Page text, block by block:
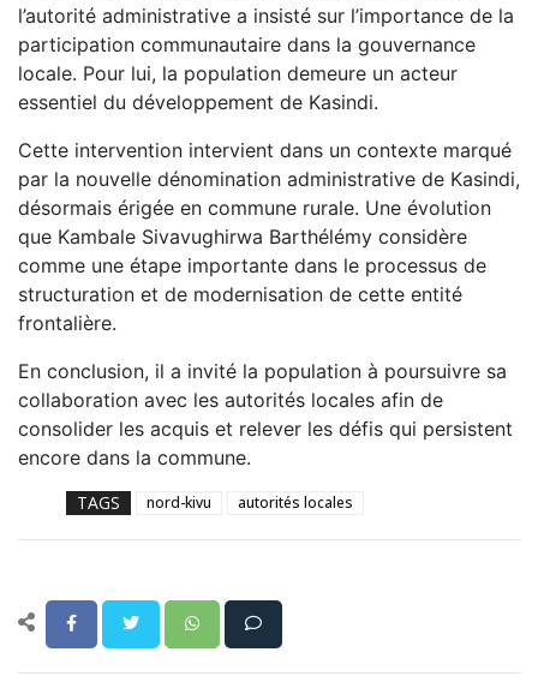
l’autorité administrative a insisté sur l’importance de la
participation communautaire dans la gouvernance
locale. Pour lui, la population demeure un acteur
essentiel du développement de Kasindi.
Cette intervention intervient dans un contexte marqué
par la nouvelle dénomination administrative de Kasindi,
désormais érigée en commune rurale. Une évolution
que Kambale Sivavughirwa Barthélémy considère
comme une étape importante dans le processus de
structuration et de modernisation de cette entité
frontalière.
En conclusion, il a invité la population à poursuivre sa
collaboration avec les autorités locales afin de
consolider les acquis et relever les défis qui persistent
encore dans la commune.
TAGS nord-kivu autorités locales